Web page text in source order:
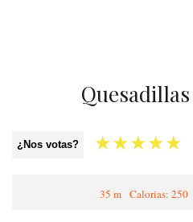
¿Nos votas? ★★★★★
35 m Calorias: 250